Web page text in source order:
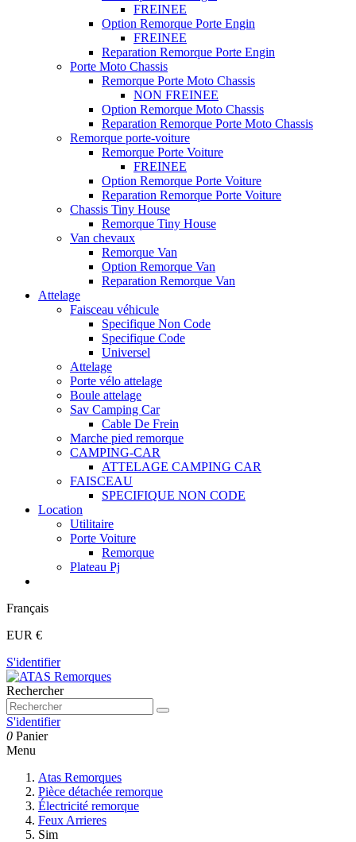
FREINEE
Option Remorque Porte Engin
FREINEE
Reparation Remorque Porte Engin
Porte Moto Chassis
Remorque Porte Moto Chassis
NON FREINEE
Option Remorque Moto Chassis
Reparation Remorque Porte Moto Chassis
Remorque porte-voiture
Remorque Porte Voiture
FREINEE
Option Remorque Porte Voiture
Reparation Remorque Porte Voiture
Chassis Tiny House
Remorque Tiny House
Van chevaux
Remorque Van
Option Remorque Van
Reparation Remorque Van
Attelage
Faisceau véhicule
Specifique Non Code
Specifique Code
Universel
Attelage
Porte vélo attelage
Boule attelage
Sav Camping Car
Cable De Frein
Marche pied remorque
CAMPING-CAR
ATTELAGE CAMPING CAR
FAISCEAU
SPECIFIQUE NON CODE
Location
Utilitaire
Porte Voiture
Remorque
Plateau Pj
Français
EUR €
S'identifier
Rechercher
S'identifier
0 Panier
Menu
Atas Remorques
Pièce détachée remorque
Électricité remorque
Feux Arrieres
Sim